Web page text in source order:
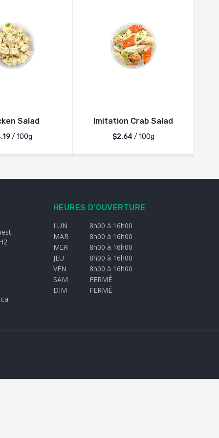
Salad
/ 100g
Imitation Crab Salad
$2.64 / 100g
HEURES D'OUVERTURE
LUN
8h00 à 16h00
MAR
8h00 à 16h00
MER
8h00 à 16h00
JEU
8h00 à 16h00
VEN
8h00 à 16h00
SAM
FERMÉ
DIM
FERMÉ